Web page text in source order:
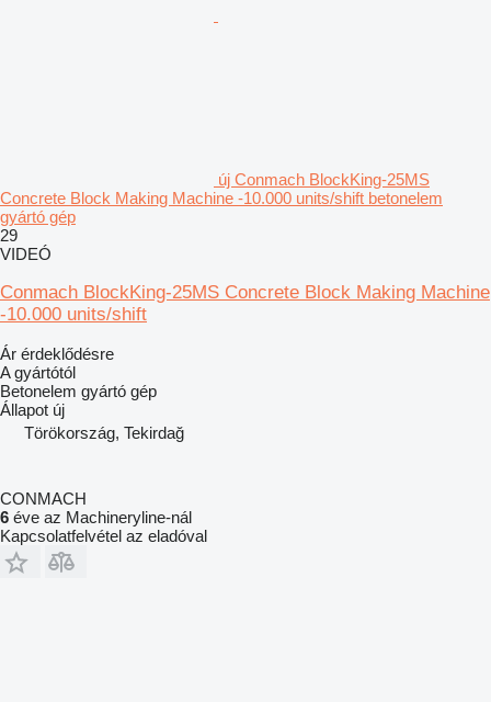
új Conmach BlockKing-25MS
Concrete Block Making Machine -10.000 units/shift betonelem
gyártó gép
29
VIDEÓ
Conmach BlockKing-25MS Concrete Block Making Machine
-10.000 units/shift
Ár érdeklődésre
A gyártótól
Betonelem gyártó gép
Állapot új
Törökország, Tekirdağ
CONMACH
6 éve az Machineryline-nál
Kapcsolatfelvétel az eladóval